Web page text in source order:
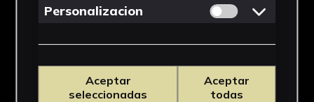
Ver más
Personalizacion Permitir cookies
Aceptar
seleccionadas
Aceptar
todas